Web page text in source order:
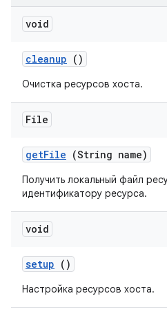
void
cleanup ()
Очистка ресурсов хоста.
File
getFile (String name)
Получить локальный файл
идентификатору ресурса.
void
setup ()
Настройка ресурсов хоста.